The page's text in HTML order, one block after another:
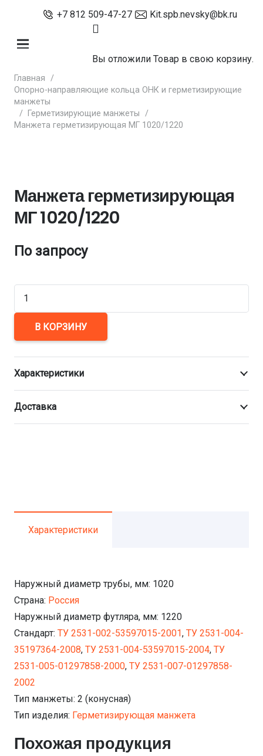
+7 812 509-47-27 Kit.spb.nevsky@bk.ru
Вы отложилиТовар в свою корзину.
Главная /
Опорно-направляющие кольца ОНК и герметизирующие
манжеты
/
Герметизирующие манжеты /
Манжета герметизирующая МГ 1020/1220
Манжета герметизирующая
МГ 1020/1220
По запросу
Количество
Манжета
герметизирующая
МГ
1020/1220
В КОРЗИНУ
Характеристики
Доставка
Характеристики
Наружный диаметр трубы, мм: 1020
Страна: Россия
Наружный диаметр футляра, мм: 1220
Стандарт: ТУ 2531-002-53597015-2001, ТУ 2531-004-
35197364-2008, ТУ 2531-004-53597015-2004, ТУ
2531-005-01297858-2000, ТУ 2531-007-01297858-
2002
Тип манжеты: 2 (конусная)
Тип изделия: Герметизирующая манжета
Похожая продукция